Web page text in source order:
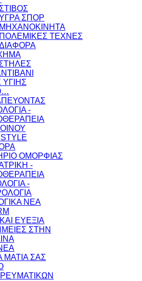
ΣΤΙΒΟΣ
ΣΠΟΡ
ΜΗΧΑΝΟΚΙΝΗΤΑ
ΠΟΛΕΜΙΚΕΣ ΤΕΧΝΕΣ
-
ΟΜΟΡΦΙΑΣ
-
-
ΝΕΑ
ΕΥΕΞΙΑ
ΣΤΗΝ
ΜΑΤΙΑ ΣΑΣ
ΡΕΥΜΑΤΙΚΩΝ